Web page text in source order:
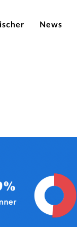
News